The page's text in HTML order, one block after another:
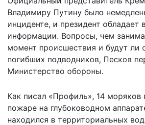
Владимиру Путину было
инциденте, и президент обладает
информации. Вопросы, чем
момент происшествия и будут ли
погибших подводников, Песков
Министерство обороны.
Как писал «Профиль», 14 моряков
пожаре на глубоководном
находился в территориальных